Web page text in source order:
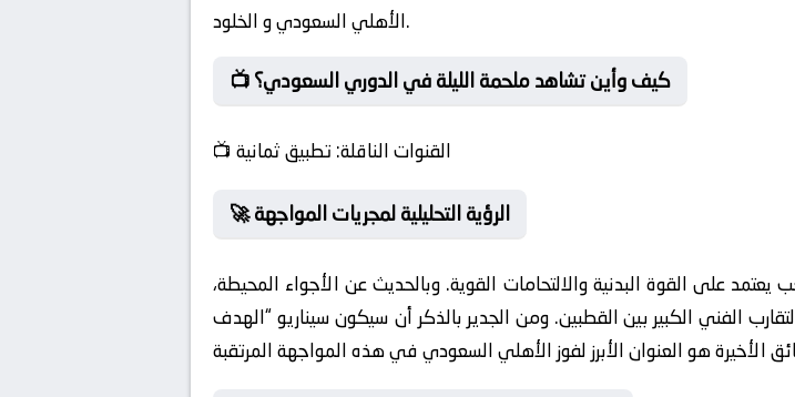
الأهلي السعودي و الخلود.
📺 كيف وأين تشاهد ملحمة الليلة في الدوري السعودي؟
📺 القنوات الناقلة:تطبيق ثمانية
🚀 الرؤية التحليلية لمجريات المواجهة
على القوة البدنية والالتحامات القوية. وبالحديث عن الأجواء المحيطة،
الفني الكبير بين القطبين. ومن الجدير بالذكر أن سيكون سيناريو “الهدف